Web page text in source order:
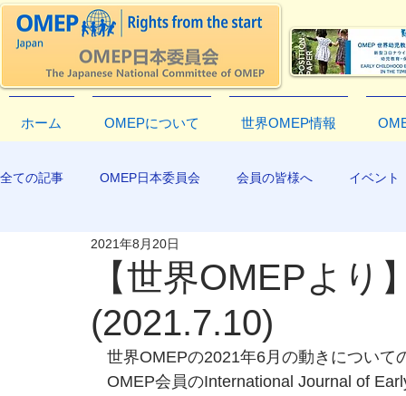
ホーム OMEPについて 世界OMEP情報
全ての記事 OMEP日本委員会 会員の皆様へ イベント
EXCO-COMMUNICATION
【世界OMEPより
(2021.7.10)
2021年8月20日
世界OMEPの2021年6月の動きについて
OMEP会員のInternational Journal of